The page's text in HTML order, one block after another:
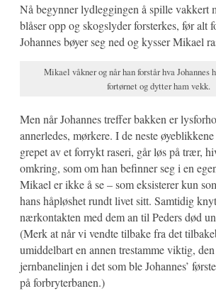
Nå begynner lydleggingen å spille vakkert
blåser opp og skogslyder forsterkes, før alt
Johannes bøyer seg ned og kysser Mikael
Mikael våkner og når han forstår hva Johannes
fortørnet og dytter ham vekk.
Men når Johannes treffer bakken er
annerledes, mørkere. I de neste
grepet av et forrykt raseri, går løs på trær,
omkring, som om han befinner seg i en
Mikael er ikke å se – som eksisterer kun
hans håpløshet rundt livet sitt. Samtidig
nærkontakten med dem an til Peders død
(Merk at når vi vendte tilbake fra det
umiddelbart en annen trestamme viktig,
jernbanelinjen i det som ble Johannes’
på forbryterbanen.)